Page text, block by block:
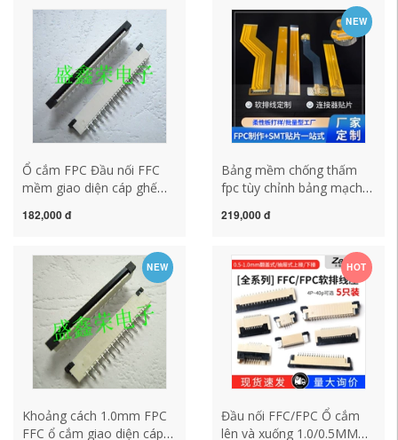
cấp
Ổ cắm FPC Đầu nối FFC
mềm giao diện cáp ghế
cắm thẳng có khóa
182,000 đ
NEW
Bảng mềm chống thấm
fpc tùy chỉnh bảng mạch
nhiều lớp tùy chỉnh Bản vá
bảng sao chép
219,000 đ
NEW
Khoảng cách 1.0mm FPC
FFC ổ cắm giao diện cáp
HOT
Đầu nối FFC/FPC Ổ cắm
lên và xuống 1.0/0.5MM